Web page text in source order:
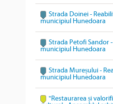
Strada Doinei -
municipiul Hunedoara
Strada Petofi Sandor
municipiul Hunedoara
Strada Mureșului -
municipiul Hunedoara
"Restaurarea și